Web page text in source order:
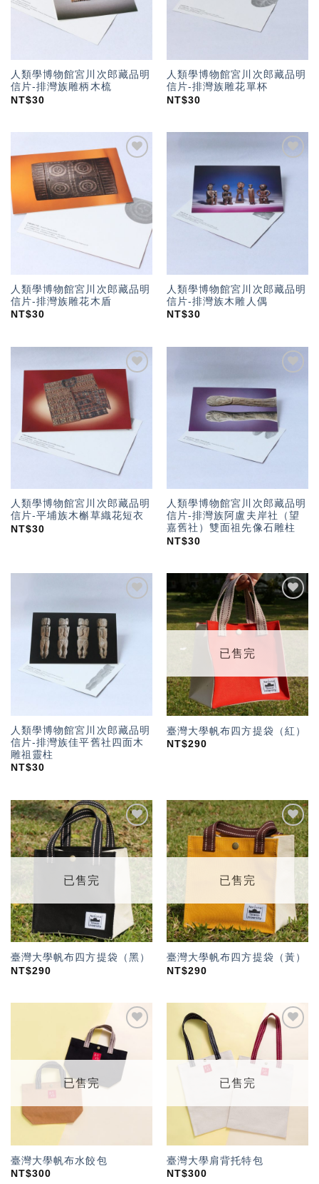
人類學博物館宮川次郎藏品明
信片-排灣族雕柄木梳
NT$30
人類學博物館宮川次郎藏品明
信片-排灣族雕花單杯
NT$30
望輕
單」
人類學博物館宮川次郎藏品明
信片-排灣族雕花木盾
NT$30
「願
人類學博物館宮川次郎藏品明
信片-排灣族木雕人偶
NT$30
加入
「願
望輕
單」
人類學博物館宮川次郎藏品明
信片-平埔族木槲草織花短衣
NT$30
人類學博物館宮川次郎藏品明
信片-排灣族阿盧夫岸社（望
嘉舊社）雙面祖先像石雕柱
NT$30
人類學博物館宮川次郎藏品明
信片-排灣族佳平舊社四面木
雕祖靈柱
NT$30
加入
「願
望輕
已售完
臺灣大學帆布四方提袋（紅）
NT$290
加入
「願
望輕
已售完
臺灣大學帆布四方提袋（黑）
NT$290
加入
「願
望輕
已售完
臺灣大學帆布四方提袋（黃）
NT$290
望輕
已售完
臺灣大學帆布水餃包
NT$300
望輕
已售完
臺灣大學肩背托特包
NT$300